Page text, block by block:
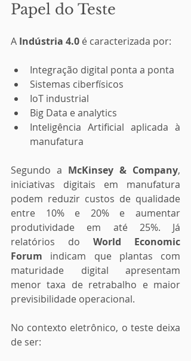
Papel do Teste
A Indústria 4.0 é caracterizada por:
Integração digital ponta a ponta
Sistemas ciberfísicos
IoT industrial
Big Data e analytics
Inteligência Artificial aplicada à
manufatura
Segundo a McKinsey & Company,
iniciativas digitais em manufatura
podem reduzir custos de qualidade
entre 10% e 20% e aumentar
produtividade em até 25%. Já
relatórios do World Economic
Forum indicam que plantas com
maturidade digital apresentam
menor taxa de retrabalho e maior
previsibilidade operacional.
No contexto eletrônico, o teste deixa
de ser: